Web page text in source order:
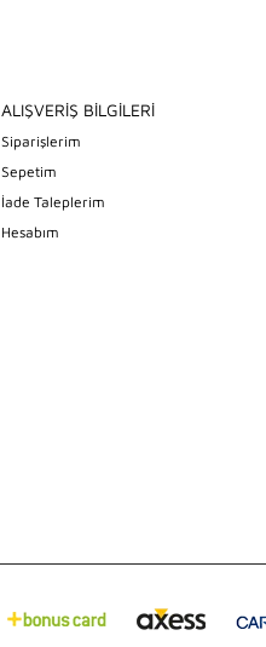
ALIŞVERİŞ BİLGİLERİ
Siparişlerim
Sepetim
İade Taleplerim
Hesabım